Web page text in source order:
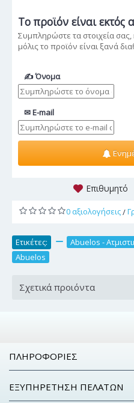
Το προϊόν είναι εκτός
Συμπληρώστε τα στοιχεία
μόλις το προϊόν είναι ξανά
✍ Όνομα
✉ E-mail
Επιθυμητό
0 αξιολογήσεις/
Ετικέτες: Abuelos -
Abuelos
Σχετικά προιόντα
ΠΛΗΡΟΦΟΡΊΕΣ
ΕΞΥΠΗΡΈΤΗΣΗ ΠΕΛΑΤΏΝ